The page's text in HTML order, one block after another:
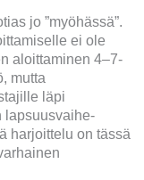
jo ”myöhässä”.
ei ole
aloittaminen 4–7-
mutta
läpi
lapsuusvaihe-
harjoittelu on tässä